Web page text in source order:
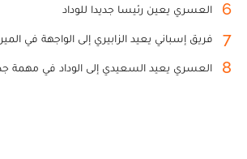
6 العسري يعين رئيسا جديدا للوداد
7 فريق إسباني يعيد الزابيري إلى الواجهة في
8 العسري يعيد السعيدي إلى الوداد في مهمة